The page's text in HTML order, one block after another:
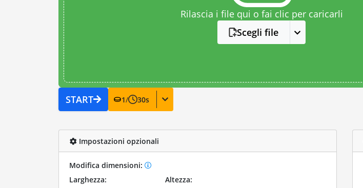
Rilascia i file qui o fai clic per caricarli
Scegli file
START 1/ 30s
Impostazioni opzionali
Modifica dimensioni:
Larghezza:
Altezza: